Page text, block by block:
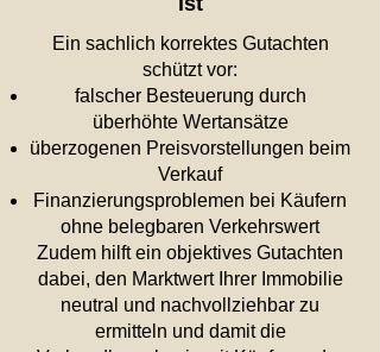
Ein sachlich korrektes Gutachten
schützt vor:
falscher Besteuerung durch
überhöhte Wertansätze
überzogenen Preisvorstellungen beim
Verkauf
Finanzierungsproblemen bei Käufern
ohne belegbaren Verkehrswert
Zudem hilft ein objektives Gutachten
dabei, den Marktwert Ihrer Immobilie
neutral und nachvollziehbar zu
ermitteln und damit die